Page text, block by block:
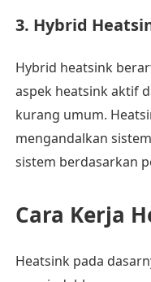
3. Hybrid
Hybrid heatsink
aspek heatsink aktif
kurang umum.
mengandalkan
sistem berdasarkan
Cara Kerja
Heatsink pada